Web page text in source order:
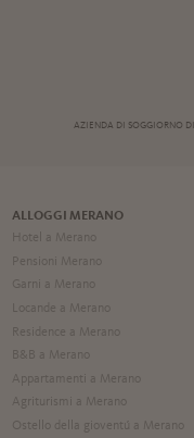
AZIENDA DI SOGGIORNO
ALLOGGI MERANO
Hotel a Merano
Pensioni Merano
Garni a Merano
Locande a Merano
Residence a Merano
B&B a Merano
Appartamenti a Merano
Agriturismi a Merano
Ostello della gioventú a Merano